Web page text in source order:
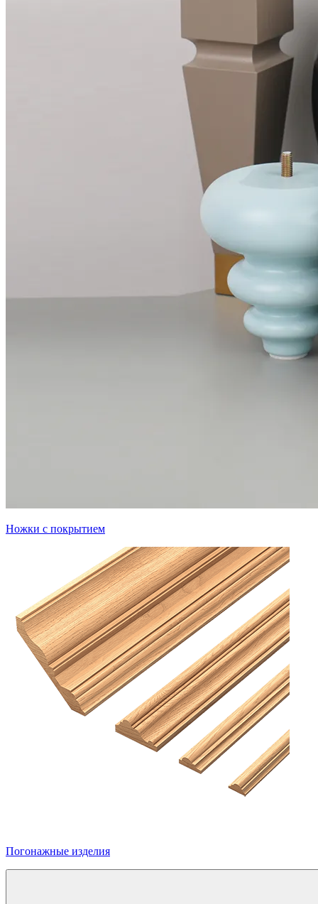
Ножки с покрытием
Погонажные изделия